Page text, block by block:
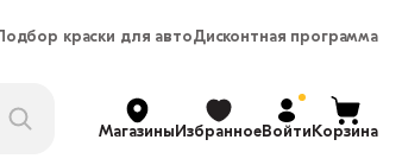
краски для автоДисконтная программа
МагазиныИзбранноеВойтиКорзина